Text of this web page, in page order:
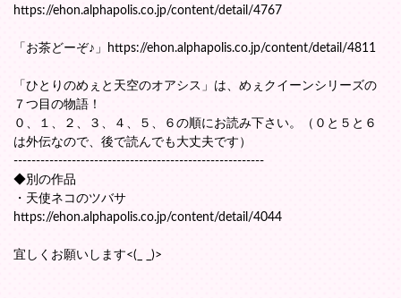
https://ehon.alphapolis.co.jp/content/detail/4767
「お茶どーぞ♪」https://ehon.alphapolis.co.jp/content/detail/4811
「ひとりのめぇと天空のオアシス」は、めぇクイーンシリーズの
７つ目の物語！
０、１、２、３、４、５、６の順にお読み下さい。（０と５と６
は外伝なので、後で読んでも大丈夫です）
--------------------------------------------------------
◆別の作品
・天使ネコのツバサ
https://ehon.alphapolis.co.jp/content/detail/4044
宜しくお願いします<(_ _)>